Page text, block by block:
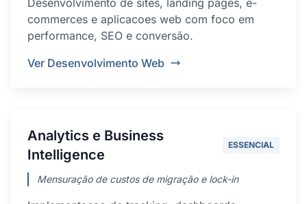
commerces e aplicacoes web com foco em
performance, SEO e conversão.
Ver Desenvolvimento Web
Analytics e Business
Intelligence
ESSENCIAL
Mensuração de custos de migração e lock-in